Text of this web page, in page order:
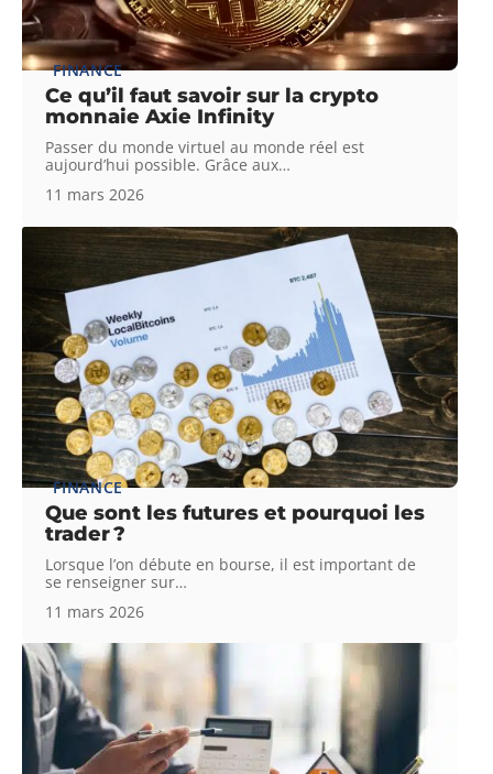
FINANCE
Ce qu’il faut savoir sur la crypto
monnaie Axie Infinity
Passer du monde virtuel au monde réel est
aujourd’hui possible. Grâce aux…
11 mars 2026
FINANCE
Que sont les futures et pourquoi les
trader ?
Lorsque l’on débute en bourse, il est important de
se renseigner sur…
11 mars 2026